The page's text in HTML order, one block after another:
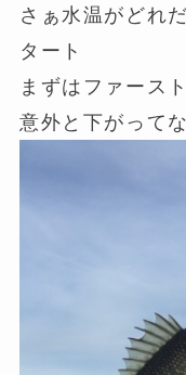
さぁ水温がどれ
タート
まずはファース
意外と下がって